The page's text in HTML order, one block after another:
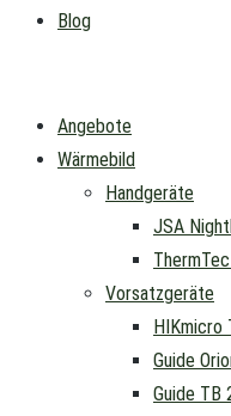
Blog
Angebote
Wärmebild
Handgeräte
JSA
Vorsatzgeräte
HIKmicro
Guide
Guide TB